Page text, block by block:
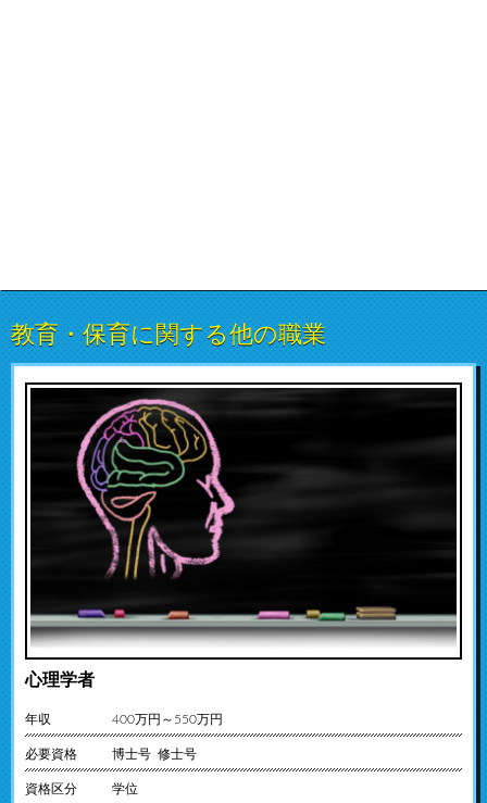
教育・保育に関する他の職業
心理学者
年収 400万円～550万円
必要資格 博士号 修士号
資格区分 学位